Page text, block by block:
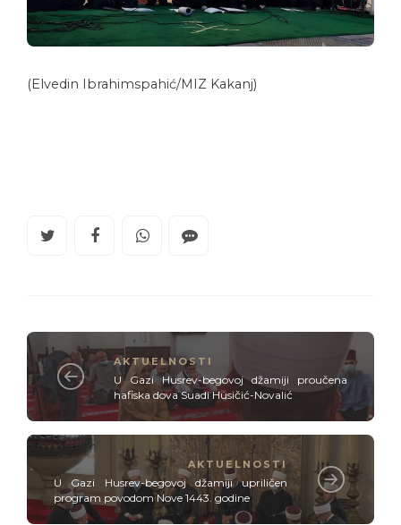
(Elvedin Ibrahimspahić/MIZ Kakanj)
AKTUELNOSTI
U Gazi Husrev-begovoj džamiji proučena
hafiska dova Suadi Husičić-Novalić
AKTUELNOSTI
U Gazi Husrev-begovoj džamiji upriličen
program povodom Nove 1443. godine